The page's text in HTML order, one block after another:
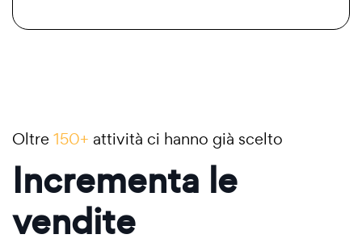
Oltre 150+ attività ci hanno già scelto
Incrementa le
vendite